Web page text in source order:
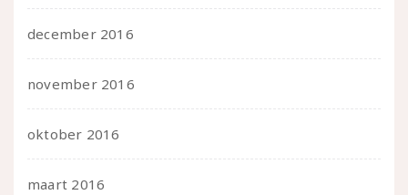
december 2016
november 2016
oktober 2016
maart 2016